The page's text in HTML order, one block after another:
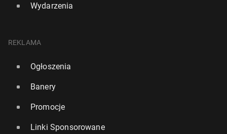
Wydarzenia
REKLAMA
Ogłoszenia
Banery
Promocje
Linki Sponsorowane